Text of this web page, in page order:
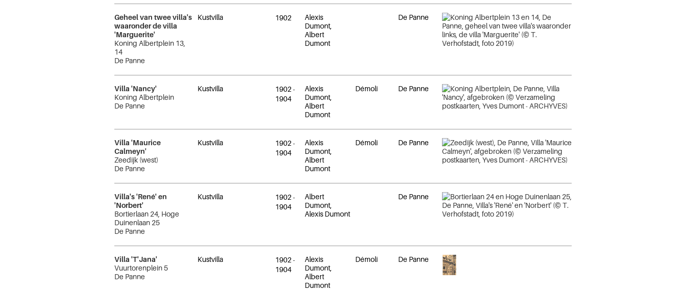
Geheel van twee villa's
waaronder de villa
'Marguerite'
Koning Albertplein 13,
14
De Panne
Kustvilla 1902
Alexis
Dumont,
Albert
Dumont
De Panne
Villa 'Nancy'
Koning Albertplein
De Panne
Kustvilla 1902-
1904
Alexis
Dumont,
Albert
Dumont
Démoli De Panne
Villa 'Maurice
Calmeyn'
Zeedijk (west)
De Panne
Kustvilla 1902-
1904
Alexis
Dumont,
Albert
Dumont
Démoli De Panne
Villa's 'René' en
'Norbert'
Bortierlaan 24, Hoge
Duinenlaan 25
De Panne
Kustvilla 1902-
1904
Albert
Dumont,
Alexis Dumont
De Panne
Villa 'T'Jana'
Vuurtorenplein 5
De Panne
Kustvilla 1902-
1904
Alexis
Dumont,
Albert
Dumont
Démoli De Panne